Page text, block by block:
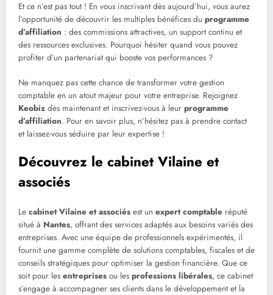
Et ce n’est pas tout ! En vous inscrivant dès aujourd’hui, vous aurez
l’opportunité de découvrir les multiples bénéfices du programme
d’affiliation : des commissions attractives, un support continu et
des ressources exclusives. Pourquoi hésiter quand vous pouvez
profiter d’un partenariat qui booste vos performances ?
Ne manquez pas cette chance de transformer votre gestion
comptable en un atout majeur pour votre entreprise. Rejoignez
Keobiz dès maintenant et inscrivez-vous à leur programme
d’affiliation. Pour en savoir plus, n’hésitez pas à prendre contact
et laissez-vous séduire par leur expertise !
Découvrez le cabinet Vilaine et
associés
Le cabinet Vilaine et associés est un expert comptable réputé
situé à Nantes, offrant des services adaptés aux besoins variés des
entreprises. Avec une équipe de professionnels expérimentés, il
fournit une gamme complète de solutions comptables, fiscales et de
conseils stratégiques pour optimiser la gestion financière. Que ce
soit pour les entreprises ou les professions libérales, ce cabinet
s’engage à accompagner ses clients dans le développement et la